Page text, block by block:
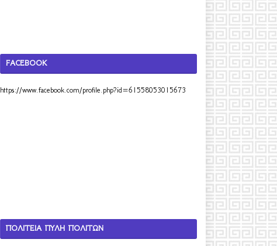
FACEBOOK
https://www.facebook.com/profile.php?id=61558053015673
ΠΟΛΙΤΕΙΑ ΠΥΛΗ ΠΟΛΙΤΩΝ